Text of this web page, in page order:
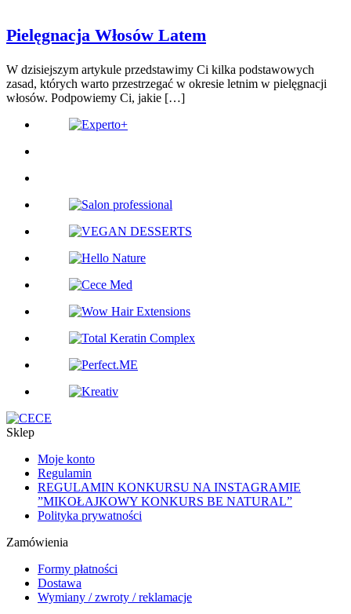
Pielęgnacja Włosów Latem
W dzisiejszym artykule przedstawimy Ci kilka podstawowych
zasad, których warto przestrzegać w okresie letnim w pielęgnacji
włosów. Podpowiemy Ci, jakie […]
Sklep
Moje konto
Regulamin
REGULAMIN KONKURSU NA INSTAGRAMIE
”MIKOŁAJKOWY KONKURS BE NATURAL”
Polityka prywatności
Zamówienia
Formy płatności
Dostawa
Wymiany / zwroty / reklamacje